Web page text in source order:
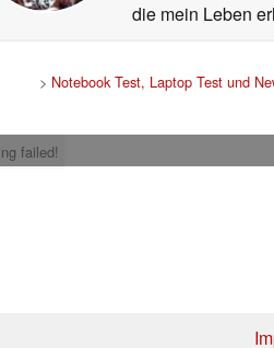
die mein Leben
> Notebook Test, Laptop Test und
failed!